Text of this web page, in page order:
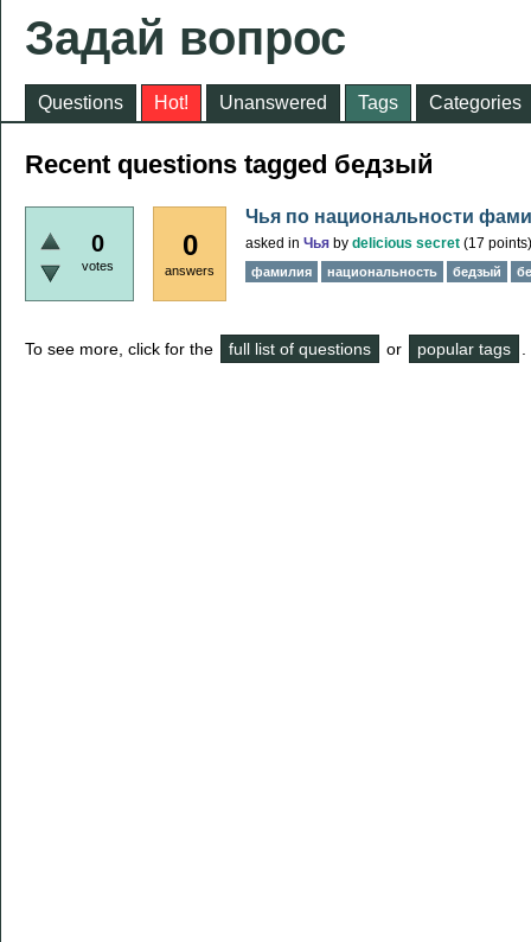
Задай вопрос
Questions Hot! Unanswered Tags Categories
Recent questions tagged бедзый
0
votes
0
answers
Чья по национальности
asked in Чья by delicious secret (17 points)
фамилия национальность бедзый
To see more, click for the full list of questions or popular tags